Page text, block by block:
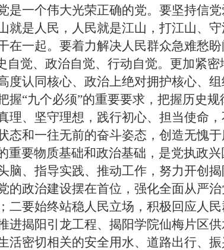
是一个伟大光荣正确的党。要坚持信
就是人民，人民就是江山，打江山、
在一起。要着力解决人民群众急难愁
自觉、政治自觉、行动自觉。更加紧
度认同核心、政治上绝对拥护核心、
“九个必须”的重要要求，把握历史
、坚守理想，践行初心、担当使命，
和一往无前的奋斗姿态，创造无愧于
要物质基础和政治基础，是党执政
脑、指导实践、推动工作，努力开创
的政治建设摆在首位，强化全面从严
二要始终站稳人民立场，积极回应人
进揭阳引龙工程、揭阳学院仙梅片区
活密切相关的安全用水、道路出行、